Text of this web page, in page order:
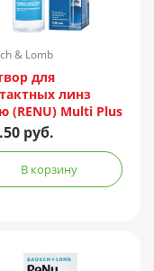
& Lomb
Италия
для
линз
(RENU) Multi Plus
+ контейнер
руб.
В корзину